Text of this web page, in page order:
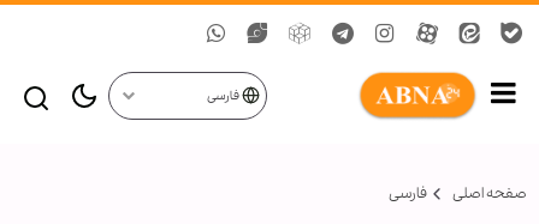
فارسی
صفحه اصلی فارسی